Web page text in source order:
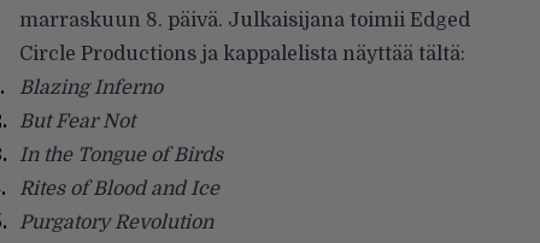
marraskuun 8. päivä. Julkaisijana toimii Edged
Circle Productions ja kappalelista näyttää tältä:
Blazing Inferno
But Fear Not
In the Tongue of Birds
Rites of Blood and Ice
Purgatory Revolution